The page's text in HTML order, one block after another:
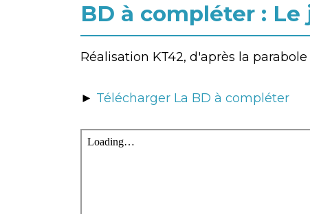
BD à compléter :
Réalisation KT42, d'après la
► Télécharger La BD à compléter